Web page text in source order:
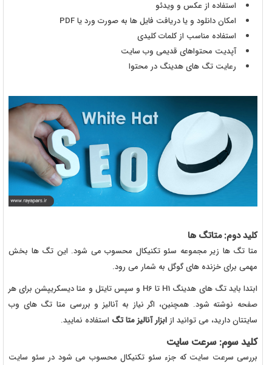
استفاده از عکس و ویدئو
امکان دانلود و یا دریافت فایل ها به صورت ورد یا PDF
استفاده مناسب از کلمات کلیدی
آپدیت محتواهای قدیمی وب سایت
رعایت تگ های هدینگ در محتوا
کلید دوم: متاتگ ها
متا تگ ها زیر مجموعه سئو تکنیکال محسوب می شود. این تگ ها بخش
مهمی برای خزنده های گوگل به شمار می رود.
ابتدا باید تگ های هدینگ H1 تا H6 و سپس تایتل و متا دیسکریپشن برای هر
صفحه نوشته شود. همچنین، اگر نیاز به آنالیز و بررسی متا تگ های وب
سایتتان دارید، می توانید ازابزار آنالیز متا تگ استفاده نمایید.
کلید سوم: سرعت سایت
بررسی سرعت سایت که جزء سئو تکنیکال محسوب می شود در سئو سایت